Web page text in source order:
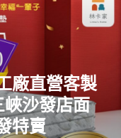
廠直營客製
沙發店面
特賣